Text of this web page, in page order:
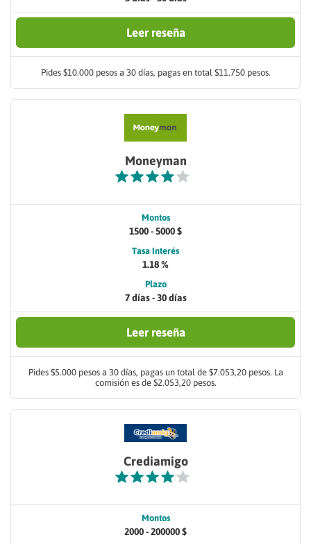
Leer reseña
Pides $10.000 pesos a 30 días, pagas en total $11.750 pesos.
Moneyman
Montos
1500 - 5000 $
Tasa Interés
1.18 %
Plazo
7 días - 30 días
Leer reseña
Pides $5.000 pesos a 30 días, pagas un total de $7.053,20 pesos. La
comisión es de $2.053,20 pesos.
Crediamigo
Montos
2000 - 200000 $